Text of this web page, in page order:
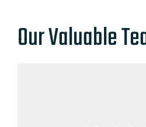
Our Valuable